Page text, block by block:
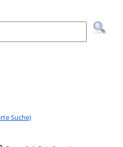
nach der Sie
Suche)